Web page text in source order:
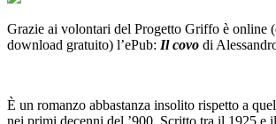
Grazie ai volontari del Progetto Griffo è online
download gratuito) l’ePub: Il covo di
È un romanzo abbastanza insolito rispetto a
nei primi decenni del ’900. Scritto tra il 1925 e